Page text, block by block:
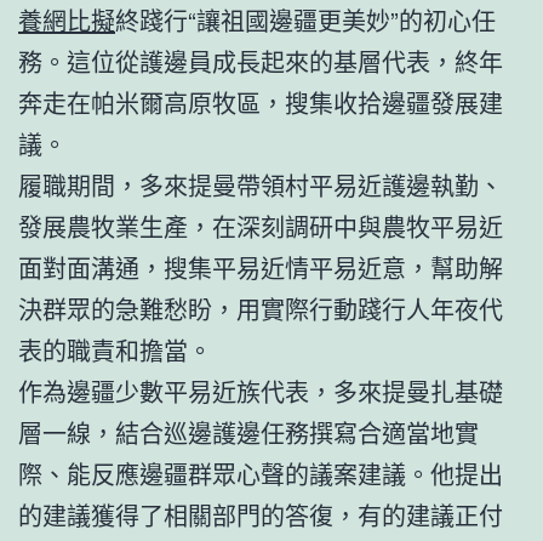
養網比擬終踐行“讓祖國邊疆更美妙”的初心任
務。這位從護邊員成長起來的基層代表，終年
奔走在帕米爾高原牧區，搜集收拾邊疆發展建
議。
履職期間，多來提曼帶領村平易近護邊執勤、
發展農牧業生產，在深刻調研中與農牧平易近
面對面溝通，搜集平易近情平易近意，幫助解
決群眾的急難愁盼，用實際行動踐行人年夜代
表的職責和擔當。
作為邊疆少數平易近族代表，多來提曼扎基礎
層一線，結合巡邊護邊任務撰寫合適當地實
際、能反應邊疆群眾心聲的議案建議。他提出
的建議獲得了相關部門的答復，有的建議正付